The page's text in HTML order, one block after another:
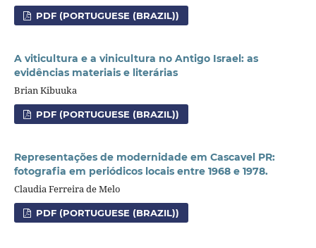
PDF (PORTUGUESE (BRAZIL))
A viticultura e a vinicultura no Antigo Israel: as
evidências materiais e literárias
Brian Kibuuka
PDF (PORTUGUESE (BRAZIL))
Representações de modernidade em Cascavel PR:
fotografia em periódicos locais entre 1968 e 1978.
Claudia Ferreira de Melo
PDF (PORTUGUESE (BRAZIL))